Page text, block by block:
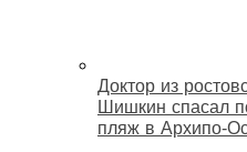
Доктор из
Шишкин спасал
пляж в